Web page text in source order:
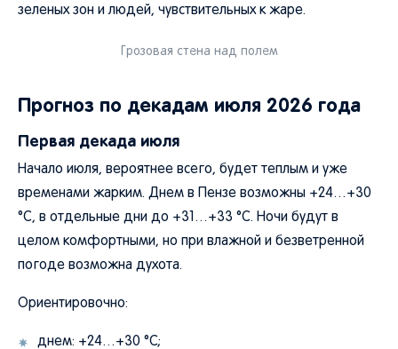
зеленых зон и людей, чувствительных к жаре.
Грозовая стена над полем
Прогноз по декадам июля 2026 года
Первая декада июля
Начало июля, вероятнее всего, будет теплым и уже
временами жарким. Днем в Пензе возможны +24…+30
°C, в отдельные дни до +31…+33 °C. Ночи будут в
целом комфортными, но при влажной и безветренной
погоде возможна духота.
Ориентировочно:
днем: +24…+30 °C;